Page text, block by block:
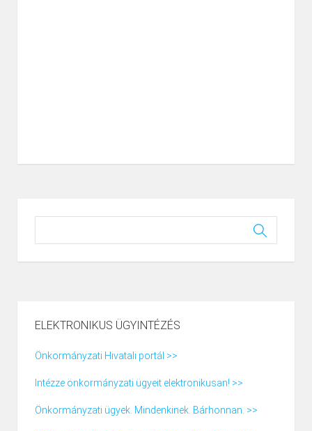
ELEKTRONIKUS ÜGYINTÉZÉS
Önkormányzati Hivatali portál >>
Intézze önkormányzati ügyeit elektronikusan! >>
Önkormányzati ügyek. Mindenkinek. Bárhonnan. >>